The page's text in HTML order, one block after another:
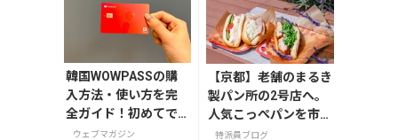
韓国WOWPASSの購
入方法・使い方を完
全ガイド！初めてで
も迷わない
ウェブマガジン
【京都】老舗のまるき
製パン所の2号店へ。
人気こっぺパンを市役
所で味わう
特派員ブログ